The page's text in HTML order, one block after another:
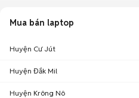
Mua bán laptop
Huyện Cư Jút
Huyện Đắk Mil
Huyện Krông Nô